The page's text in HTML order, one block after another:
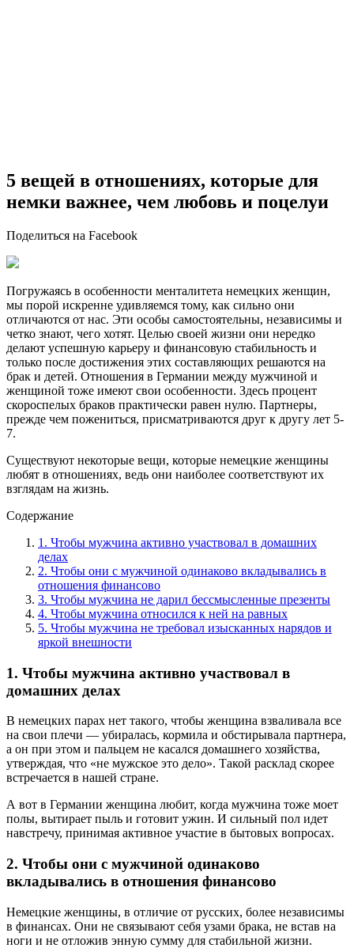
5 вещей в отношениях, которые для
немки важнее, чем любовь и поцелуи
Поделиться на Facebook
Погружаясь в особенности менталитета немецких женщин,
мы порой искренне удивляемся тому, как сильно они
отличаются от нас. Эти особы самостоятельны, независимы и
четко знают, чего хотят. Целью своей жизни они нередко
делают успешную карьеру и финансовую стабильность и
только после достижения этих составляющих решаются на
брак и детей. Отношения в Германии между мужчиной и
женщиной тоже имеют свои особенности. Здесь процент
скороспелых браков практически равен нулю. Партнеры,
прежде чем пожениться, присматриваются друг к другу лет 5-
7.
Существуют некоторые вещи, которые немецкие женщины
любят в отношениях, ведь они наиболее соответствуют их
взглядам на жизнь.
Содержание
1. Чтобы мужчина активно участвовал в домашних
делах
2. Чтобы они с мужчиной одинаково вкладывались в
отношения финансово
3. Чтобы мужчина не дарил бессмысленные презенты
4. Чтобы мужчина относился к ней на равных
5. Чтобы мужчина не требовал изысканных нарядов и
яркой внешности
1. Чтобы мужчина активно участвовал в
домашних делах
В немецких парах нет такого, чтобы женщина взваливала все
на свои плечи — убиралась, кормила и обстирывала партнера,
а он при этом и пальцем не касался домашнего хозяйства,
утверждая, что «не мужское это дело». Такой расклад скорее
встречается в нашей стране.
А вот в Германии женщина любит, когда мужчина тоже моет
полы, вытирает пыль и готовит ужин. И сильный пол идет
навстречу, принимая активное участие в бытовых вопросах.
2. Чтобы они с мужчиной одинаково
вкладывались в отношения финансово
Немецкие женщины, в отличие от русских, более независимы
в финансах. Они не связывают себя узами брака, не встав на
ноги и не отложив энную сумму для стабильной жизни.